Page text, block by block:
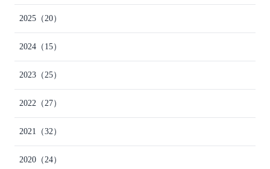
2025 （20）
2024 （15）
2023 （25）
2022 （27）
2021 （32）
2020 （24）